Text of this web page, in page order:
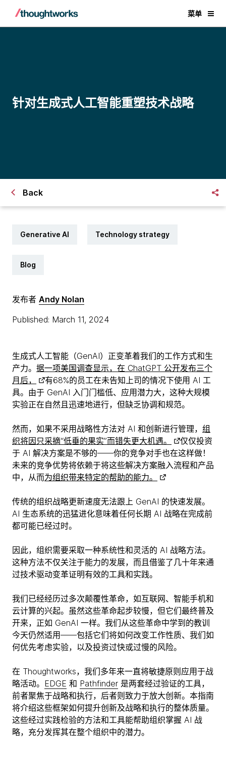
菜单
针对生成式人工智能重塑技术战略
Back
Generative AI Technology strategy
Blog
发布者 Andy Nolan
Published: March 11, 2024
生成式人工智能（GenAI）正变革着我们的工作方式和生
产力。 据一项美国调查显示，在 ChatGPT 公开发布三个
月后，
有68%的员工在未告知上司的情况下使用 AI 工
具。由于 GenAI 入门门槛低、应用潜力大，这种大规模
实验正在自然且迅速地进行，但缺乏协调和规范。
然而，如果不采用战略性方法对 AI 和创新进行管理， 组
织将因只采摘“低垂的果实”而错失更大机遇。
仅仅投资
于 AI 解决方案是不够的——你的竞争对手也在这样做！
未来的竞争优势将依赖于将这些解决方案融入流程和产品
中，从而为组织带来特定的帮助的能力。
传统的组织战略更新速度无法跟上 GenAI 的快速发展。
AI 生态系统的迅猛进化意味着任何长期 AI 战略在完成前
都可能已经过时。
因此，组织需要采取一种系统性和灵活的 AI 战略方法。
这种方法不仅关注于能力的发展，而且借鉴了几十年来通
过技术驱动变革证明有效的工具和实践。
我们已经经历过多次颠覆性革命，如互联网、智能手机和
云计算的兴起。虽然这些革命起步较慢，但它们最终普及
开来，正如 GenAI 一样。我们从这些革命中学到的教训
今天仍然适用——包括它们将如何改变工作性质、我们如
何优先考虑实验，以及投资过快或过慢的风险。
在 Thoughtworks，我们多年来一直将敏捷原则应用于战
略活动。 EDGE 和 Pathfinder 是两套经过验证的工具，
前者聚焦于战略和执行，后者则致力于放大创新。本指南
将介绍这些框架如何提升创新及战略和执行的整体质量。
这些经过实践检验的方法和工具能帮助组织掌握 AI 战
略，充分发挥其在整个组织中的潜力。